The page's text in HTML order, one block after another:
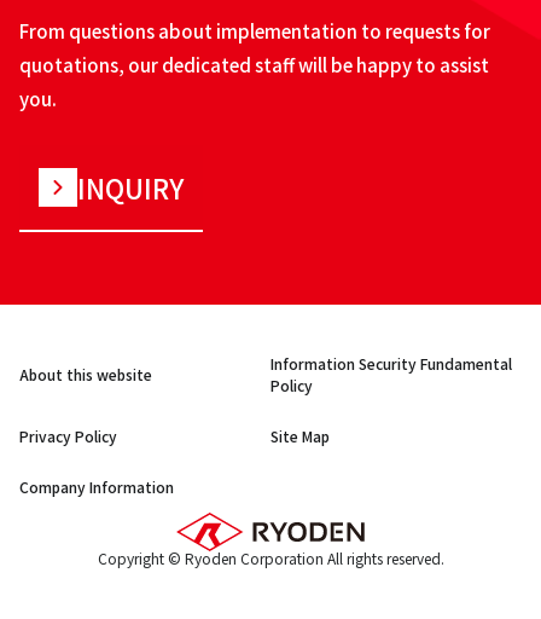
From questions about implementation to requests for
quotations, our dedicated staff will be happy to assist
you.
INQUIRY
About this website
Information Security Fundamental
Policy
Privacy Policy Site Map
Company Information
Copyright © Ryoden Corporation All rights reserved.